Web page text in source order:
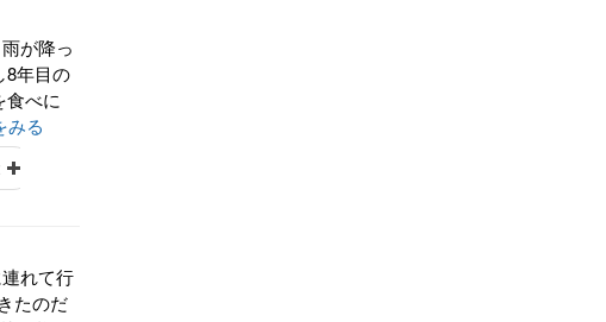
が降っ
8年目の
べに
みる
ン
れて行
たのだ